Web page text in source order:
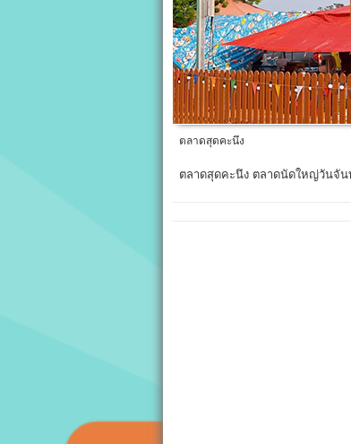
ตลาดสุดคะนึง
ตลาดสุดคะนึง ตลาดนัดใหญ่วันจั